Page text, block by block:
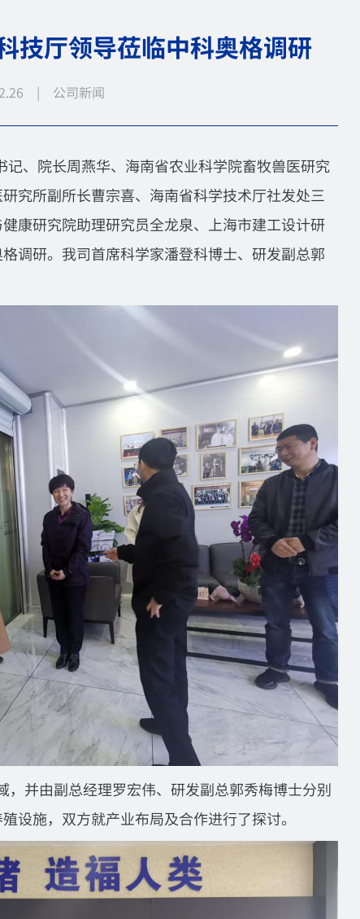
技厅领导莅临中科奥格调研
| 公司新闻
、院长周燕华、海南省农业科学院畜牧兽医研究
究所副所长曹宗喜、海南省科学技术厅社发处三
康研究院助理研究员全龙泉、上海市建工设计研
调研。我司首席科学家潘登科博士、研发副总郭
并由副总经理罗宏伟、研发副总郭秀梅博士分别
设施，双方就产业布局及合作进行了探讨。